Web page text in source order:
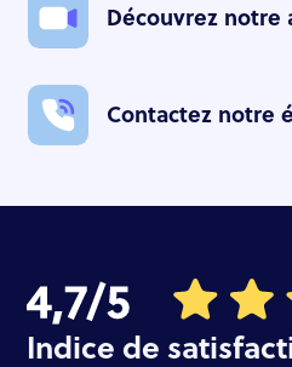
Découvrez
Contactez notre
Indice de